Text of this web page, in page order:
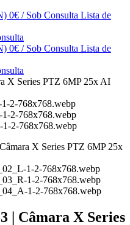
0€ / Sob Consulta Lista de
0€ / Sob Consulta Lista de
| Câmara X Series